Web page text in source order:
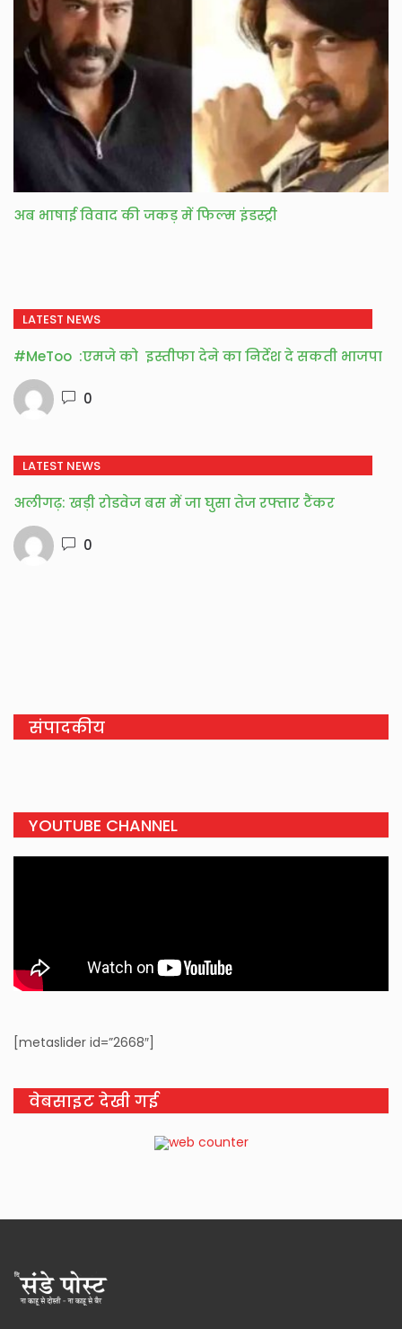
अब भाषाई विवाद की जकड़ में फिल्म इंडस्ट्री
LATEST NEWS
#MeToo :एमजे को इस्तीफा देने का निर्देश दे सकती भाजपा
0
LATEST NEWS
अलीगढ़: खड़ी रोडवेज बस में जा घुसा तेज रफ्तार टैंकर
0
संपादकीय
YOUTUBE CHANNEL
[metaslider id=”2668″]
वेबसाइट देखी गई